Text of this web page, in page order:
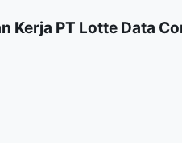
Kerja PT Lotte Data